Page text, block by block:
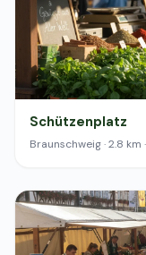
Schützenplatz
Braunschweig · 2.8